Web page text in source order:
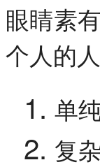
眼睛素
个人的
单
复